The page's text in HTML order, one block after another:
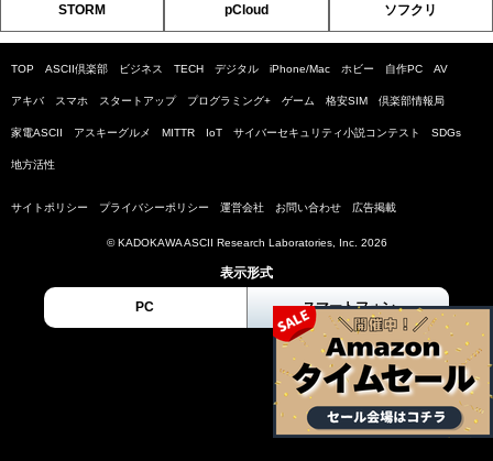
STORM pCloud ソフクリ
TOP ASCII倶楽部 ビジネス TECH デジタル iPhone/Mac ホビー 自作PC AV
アキバ スマホ スタートアップ プログラミング+ ゲーム 格安SIM 倶楽部情報局
家電ASCII アスキーグルメ MITTR IoT サイバーセキュリティ小説コンテスト SDGs
地方活性
サイトポリシー プライバシーポリシー 運営会社 お問い合わせ 広告掲載
© KADOKAWA ASCII Research Laboratories, Inc. 2026
表示形式
PC スマートフォン